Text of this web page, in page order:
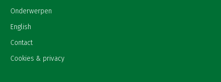
Onderwerpen
English
Contact
Cookies & privacy